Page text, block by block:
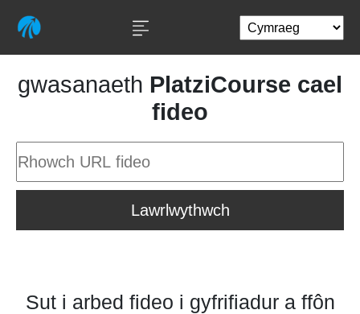
gwasanaeth PlatziCourse cael
fideo
Lawrlwythwch
Sut i arbed fideo i gyfrifiadur a ffôn